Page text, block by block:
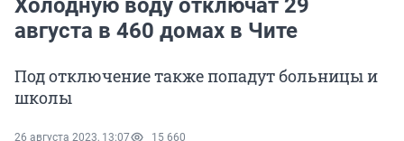
Холодную воду отключат 29
августа в 460 домах в Чите
Под отключение также попадут больницы и
школы
26 августа 2023, 13:07 15 660